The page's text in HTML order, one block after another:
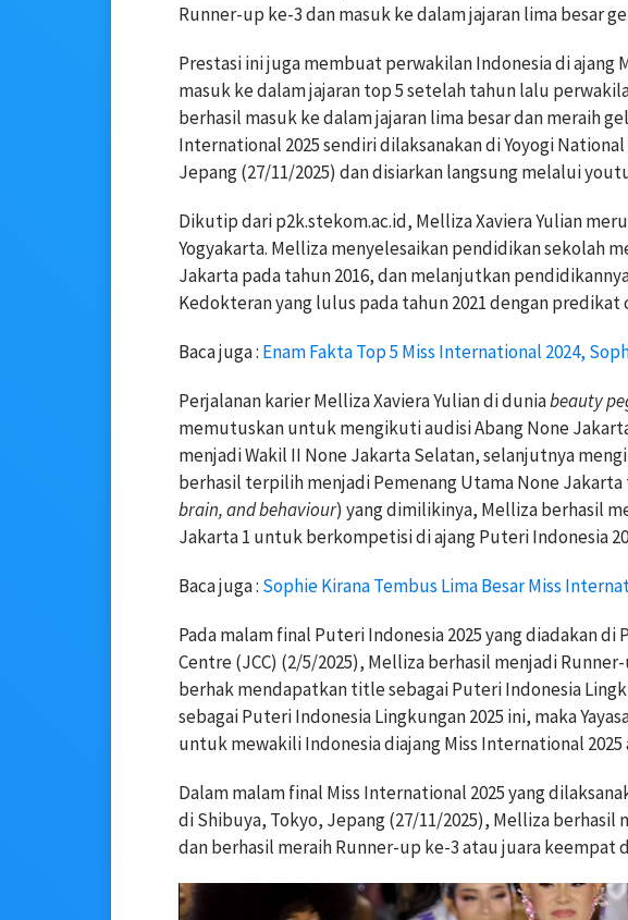
Runner-up ke-3 dan masuk ke dalam jajaran lima besar
Prestasi ini juga membuat perwakilan Indonesia di ajang
masuk ke dalam jajaran top 5 setelah tahun lalu
berhasil masuk ke dalam jajaran lima besar dan meraih
International 2025 sendiri dilaksanakan di Yoyogi
Jepang (27/11/2025) dan disiarkan langsung melalui
Dikutip dari p2k.stekom.ac.id, Melliza Xaviera Yulian
Yogyakarta. Melliza menyelesaikan pendidikan sekolah
Jakarta pada tahun 2016, dan melanjutkan
Kedokteran yang lulus pada tahun 2021 dengan predikat
Baca juga : Enam Fakta Top 5 Miss International 2024,
Perjalanan karier Melliza Xaviera Yulian di duniabeauty
memutuskan untuk mengikuti audisi Abang None
menjadi Wakil II None Jakarta Selatan, selanjutnya
berhasil terpilih menjadi Pemenang Utama None Jakarta
brain, and behaviour) yang dimilikinya, Melliza berhasil
Jakarta 1 untuk berkompetisi di ajang Puteri Indonesia
Baca juga : Sophie Kirana Tembus Lima Besar Miss
Pada malam final Puteri Indonesia 2025 yang diadakan
Centre (JCC) (2/5/2025), Melliza berhasil menjadi
berhak mendapatkan title sebagai Puteri Indonesia
sebagai Puteri Indonesia Lingkungan 2025 ini, maka
untuk mewakili Indonesia diajang Miss International
Dalam malam final Miss International 2025 yang
di Shibuya, Tokyo, Jepang (27/11/2025), Melliza berhasil
dan berhasil meraih Runner-up ke-3 atau juara keempat